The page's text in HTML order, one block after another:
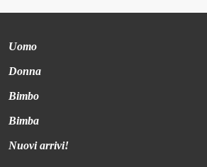
Uomo
Donna
Bimbo
Bimba
Nuovi arrivi!